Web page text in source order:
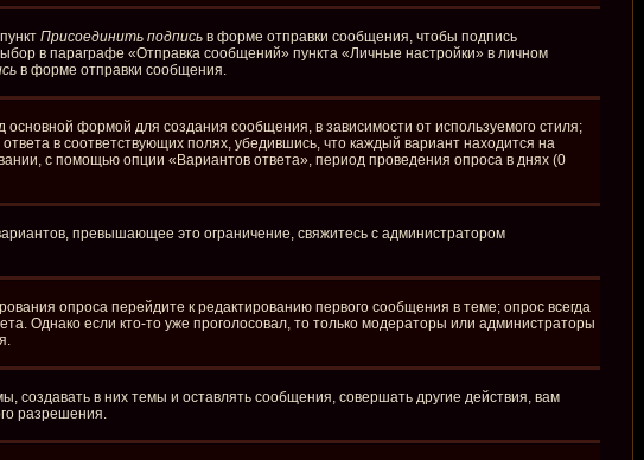
Присоединить подпись в форме отправки сообщения, чтобы подпись
в параграфе «Отправка сообщений» пункта «Личные настройки» в личном
в форме отправки сообщения.
основной формой для создания сообщения, в зависимости от используемого стиля;
в соответствующих полях, убедившись, что каждый вариант находится на
с помощью опции «Вариантов ответа», период проведения опроса в днях (0
превышающее это ограничение, свяжитесь с администратором
опроса перейдите к редактированию первого сообщения в теме; опрос всегда
Однако если кто-то уже проголосовал, то только модераторы или администраторы
в них темы и оставлять сообщения, совершать другие действия, вам
разрешения.